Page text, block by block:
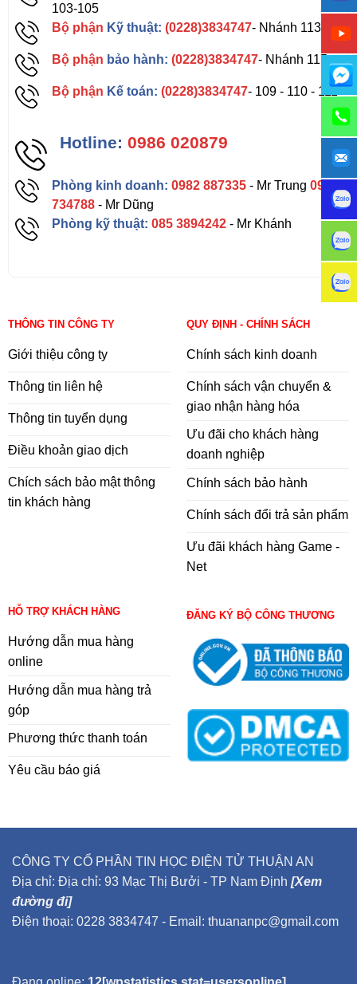
103-105
Bộ phận Kỹ thuật: (0228)3834747- Nhánh 113
Bộ phận bảo hành: (0228)3834747- Nhánh 115
Bộ phận Kế toán: (0228)3834747- 109 - 110 - 111
Hotline: 0986 020879
Phòng kinh doanh: 0982 887335 - Mr Trung0962
734788 - Mr Dũng
Phòng kỹ thuật:085 3894242 - Mr Khánh
THÔNG TIN CÔNG TY
Giới thiệu công ty
Thông tin liên hệ
Thông tin tuyển dụng
Điều khoản giao dịch
Chích sách bảo mật thông
tin khách hàng
QUY ĐỊNH - CHÍNH SÁCH
Chính sách kinh doanh
Chính sách vận chuyển &
giao nhận hàng hóa
Ưu đãi cho khách hàng
doanh nghiệp
Chính sách bảo hành
Chính sách đổi trả sản phẩm
Ưu đãi khách hàng Game -
Net
HỖ TRỢ KHÁCH HÀNG
Hướng dẫn mua hàng
online
Hướng dẫn mua hàng trả
góp
Phương thức thanh toán
Yêu cầu báo giá
ĐĂNG KÝ BỘ CÔNG THƯƠNG
CÔNG TY CỔ PHẦN TIN HỌC ĐIỆN TỬ THUẬN AN
Địa chỉ: Địa chỉ: 93 Mạc Thị Bưởi - TP Nam Định [Xem
đường đi]
Điện thoại: 0228 3834747 - Email: thuananpc@gmail.com